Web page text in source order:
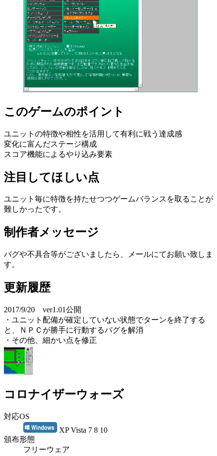
このゲームのポイント
ユニットの特徴や相性を活用して有利に戦う達成感
変化に富んだステージ構成
スコア機能によるやり込み要素
注目してほしい点
ユニット毎に特徴を持たせつつゲームバランスを取ることが
難しかったです。
制作者メッセージ
バグや不具合等がございましたら、メールにてお願い致しま
す。
更新履歴
2017/9/20 ver1.01公開
・ユニット配備が確定していない状態でターンを終了する
と、ＮＰＣが勝手に行動するバグを解消
・その他、細かい点を修正
コロナイザーウォーズ
対応OS
XP Vista 7 8 10
頒布形態
フリーウェア